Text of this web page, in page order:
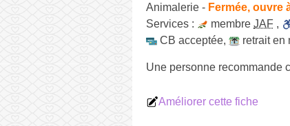
Animalerie - Fermée, ouvre
Services :
membre JAF ,
CB acceptée, retrait en
Une personne recommande
Améliorer cette fiche